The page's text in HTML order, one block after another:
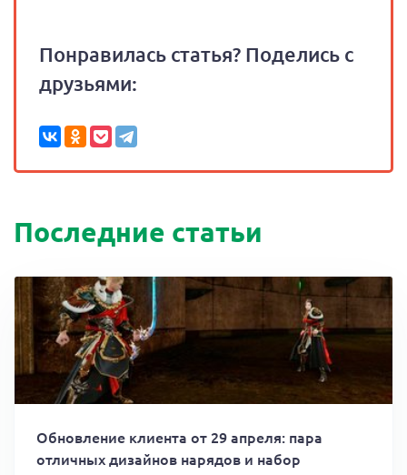
Понравилась статья? Поделись с
друзьями:
Последние статьи
Обновление клиента от 29 апреля: пара
отличных дизайнов нарядов и набор